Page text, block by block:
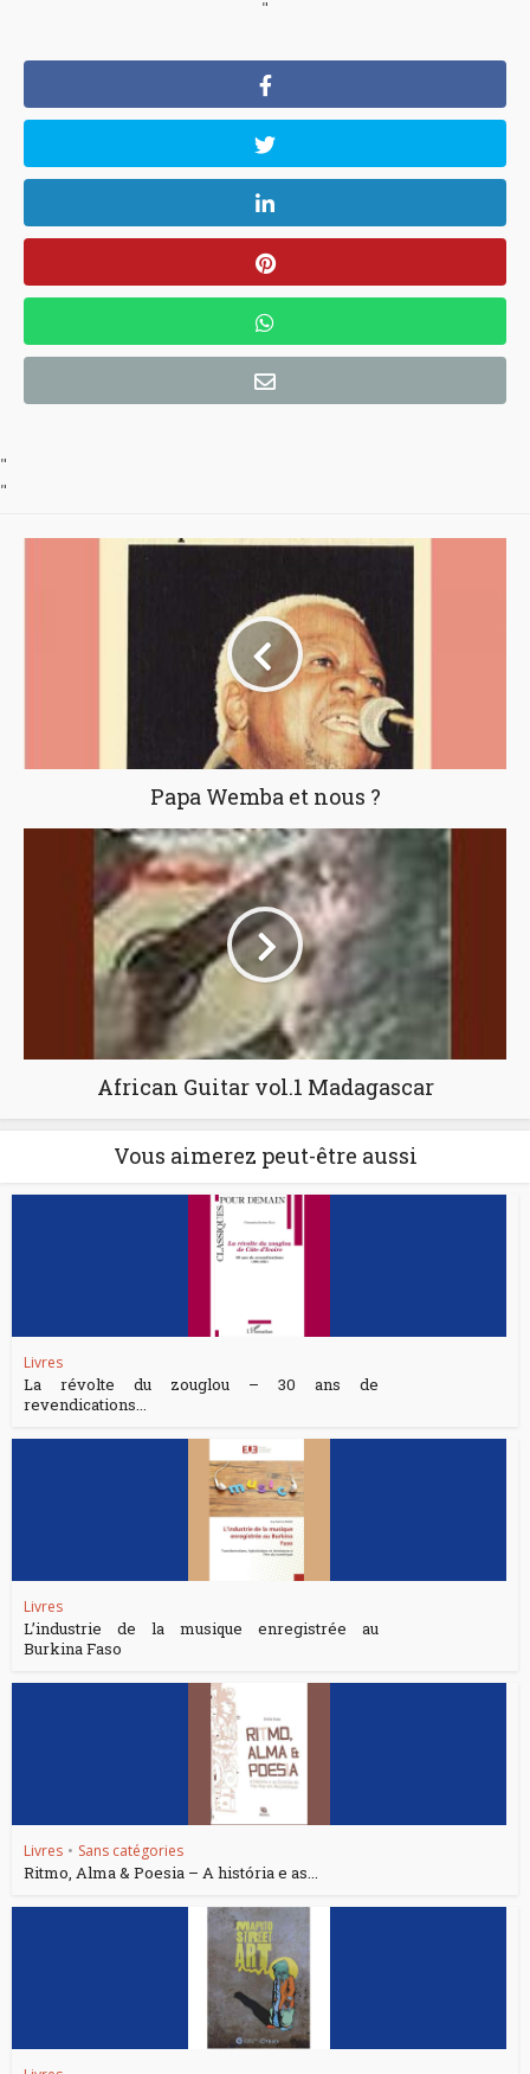
"
"
"
Papa Wemba et nous ?
African Guitar vol.1 Madagascar
Vous aimerez peut-être aussi
Livres
La révolte du zouglou – 30 ans de
revendications...
Livres
L’industrie de la musique enregistrée au
Burkina Faso
Livres • Sans catégories
Ritmo, Alma & Poesia – A história e as...